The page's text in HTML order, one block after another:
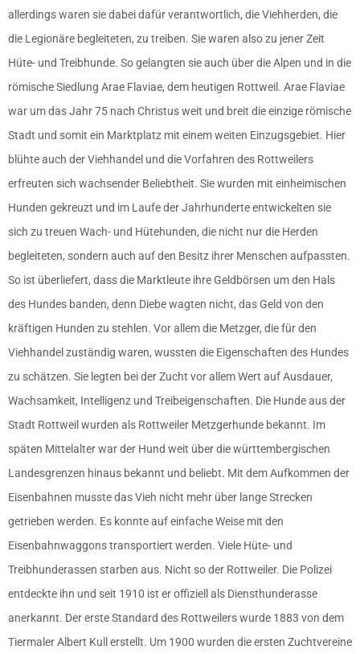
allerdings waren sie dabei dafür verantwortlich, die Viehherden, die
die Legionäre begleiteten, zu treiben. Sie waren also zu jener Zeit
Hüte- und Treibhunde. So gelangten sie auch über die Alpen und in die
römische Siedlung Arae Flaviae, dem heutigen Rottweil. Arae Flaviae
war um das Jahr 75 nach Christus weit und breit die einzige römische
Stadt und somit ein Marktplatz mit einem weiten Einzugsgebiet. Hier
blühte auch der Viehhandel und die Vorfahren des Rottweilers
erfreuten sich wachsender Beliebtheit. Sie wurden mit einheimischen
Hunden gekreuzt und im Laufe der Jahrhunderte entwickelten sie
sich zu treuen Wach- und Hütehunden, die nicht nur die Herden
begleiteten, sondern auch auf den Besitz ihrer Menschen aufpassten.
So ist überliefert, dass die Marktleute ihre Geldbörsen um den Hals
des Hundes banden, denn Diebe wagten nicht, das Geld von den
kräftigen Hunden zu stehlen. Vor allem die Metzger, die für den
Viehhandel zuständig waren, wussten die Eigenschaften des Hundes
zu schätzen. Sie legten bei der Zucht vor allem Wert auf Ausdauer,
Wachsamkeit, Intelligenz und Treibeigenschaften. Die Hunde aus der
Stadt Rottweil wurden als Rottweiler Metzgerhunde bekannt. Im
späten Mittelalter war der Hund weit über die württembergischen
Landesgrenzen hinaus bekannt und beliebt. Mit dem Aufkommen der
Eisenbahnen musste das Vieh nicht mehr über lange Strecken
getrieben werden. Es konnte auf einfache Weise mit den
Eisenbahnwaggons transportiert werden. Viele Hüte- und
Treibhunderassen starben aus. Nicht so der Rottweiler. Die Polizei
entdeckte ihn und seit 1910 ist er offiziell als Diensthunderasse
anerkannt. Der erste Standard des Rottweilers wurde 1883 von dem
Tiermaler Albert Kull erstellt. Um 1900 wurden die ersten Zuchtvereine